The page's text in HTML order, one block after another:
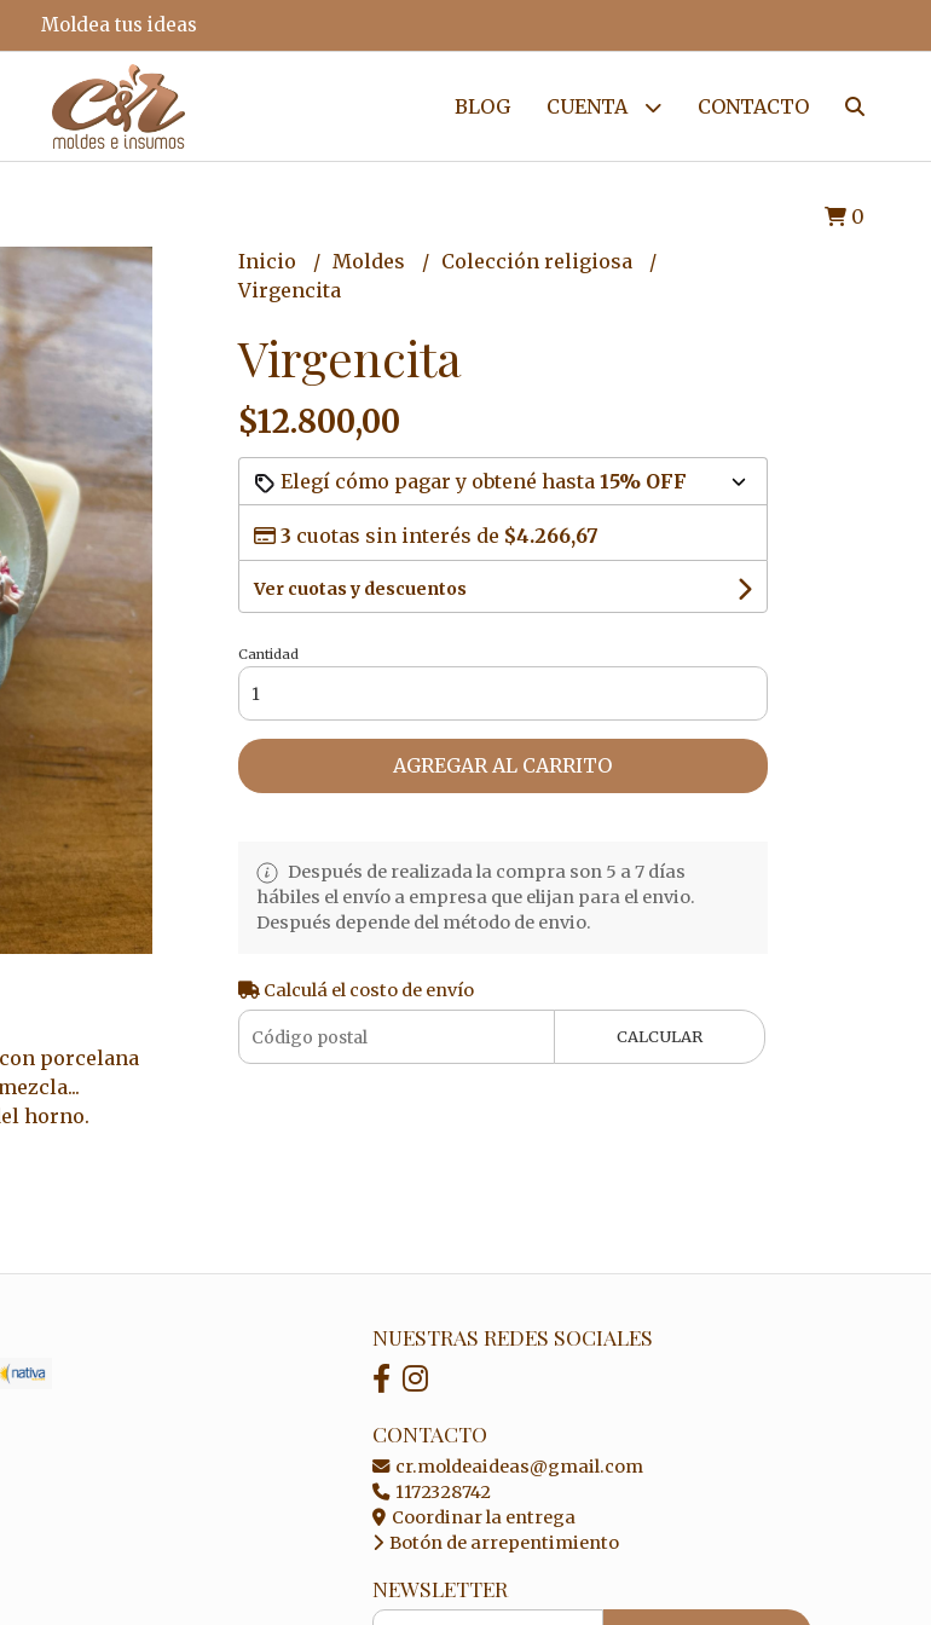
Moldea tus ideas
BLOG CUENTA CONTACTO
0
porcelana
horno.
Inicio Moldes
Colección religiosa
Virgencita
Virgencita
$12.800,00
Elegí cómo pagar y obtené hasta 15% OFF
3 cuotas sin interés de $4.266,67
Ver cuotas y descuentos
Cantidad
AGREGAR AL CARRITO
Después de realizada la compra son 5 a 7 días
hábiles el envío a empresa que elijan para el envio.
Después depende del método de envio.
Calculá el costo de envío
CALCULAR
NUESTRAS REDES SOCIALES
CONTACTO
cr.moldeaideas@gmail.com
1172328742
Coordinar la entrega
Botón de arrepentimiento
NEWSLETTER